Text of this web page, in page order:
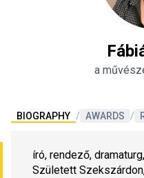
a
BIOGRAPHY / AWARDS /
író, rendező,
Született